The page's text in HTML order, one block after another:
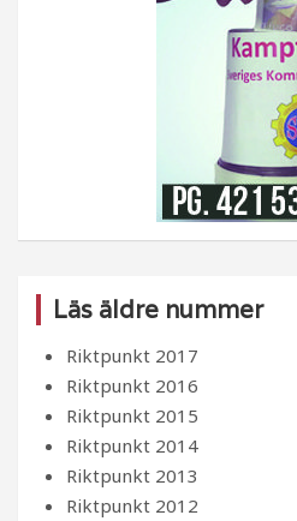
Läs äldre nummer
Riktpunkt 2017
Riktpunkt 2016
Riktpunkt 2015
Riktpunkt 2014
Riktpunkt 2013
Riktpunkt 2012